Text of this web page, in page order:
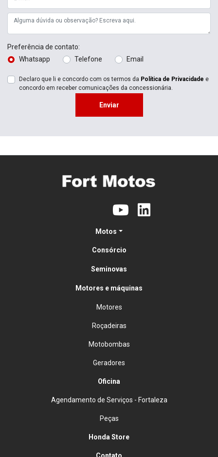
Preferência de contato:
Whatsapp
Telefone Email
Declaro que li e concordo com os termos da Política de Privacidade e
concordo em receber comunicações da concessionária.
Enviar
Motos
Consórcio
Seminovas
Motores e máquinas
Motores
Roçadeiras
Motobombas
Geradores
Oficina
Agendamento de Serviços - Fortaleza
Peças
Honda Store